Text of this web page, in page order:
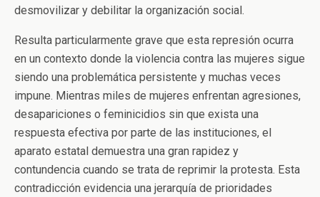
desmovilizar y debilitar la organización social.
Resulta particularmente grave que esta represión ocurra
en un contexto donde la violencia contra las mujeres sigue
siendo una problemática persistente y muchas veces
impune. Mientras miles de mujeres enfrentan agresiones,
desapariciones o feminicidios sin que exista una
respuesta efectiva por parte de las instituciones, el
aparato estatal demuestra una gran rapidez y
contundencia cuando se trata de reprimir la protesta. Esta
contradicción evidencia una jerarquía de prioridades